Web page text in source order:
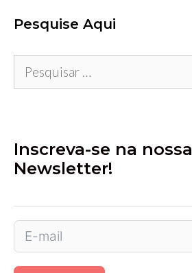
Pesquise Aqui
por:
Inscreva-se na nossa
Newsletter!